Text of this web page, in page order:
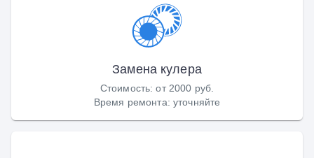
Замена кулера
Стоимость:от 2000 руб.
Время ремонта: уточняйте